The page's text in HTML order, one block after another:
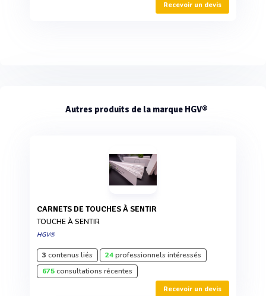
Recevoir un devis
Autres produits de la marque HGV®
CARNETS DE TOUCHES À SENTIR
TOUCHE À SENTIR
HGV®
3 contenus liés 24professionnels intéressés
675consultations récentes
Recevoir un devis